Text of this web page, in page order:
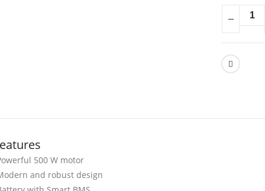
500 W motor
and robust design